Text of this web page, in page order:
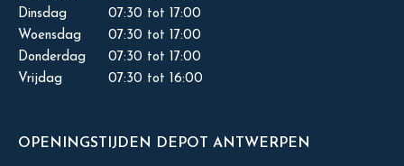
Dinsdag
07:30 tot 17:00
Woensdag
07:30 tot 17:00
Donderdag
07:30 tot 17:00
Vrijdag
07:30 tot 16:00
OPENINGSTIJDEN DEPOT ANTWERPEN